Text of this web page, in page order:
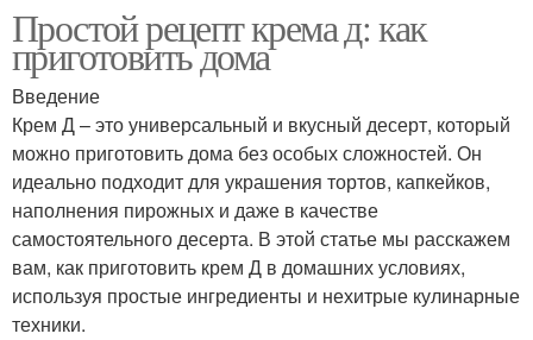
Простой рецепт крема д: как
приготовить дома
Введение
Крем Д – это универсальный и вкусный десерт, который
можно приготовить дома без особых сложностей. Он
идеально подходит для украшения тортов, капкейков,
наполнения пирожных и даже в качестве
самостоятельного десерта. В этой статье мы расскажем
вам, как приготовить крем Д в домашних условиях,
используя простые ингредиенты и нехитрые кулинарные
техники.